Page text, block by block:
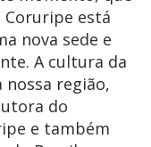
Coruripe está
nova sede e
A cultura da
região,
do
e também